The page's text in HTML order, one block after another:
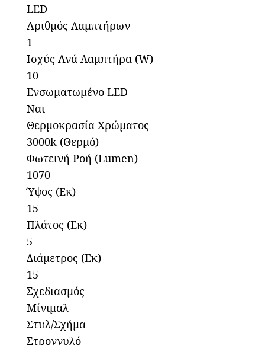
LED
Αριθμός Λαμπτήρων
1
Ισχύς Ανά Λαμπτήρα (W)
10
Ενσωματωμένο LED
Ναι
Θερμοκρασία Χρώματος
3000k (Θερμό)
Φωτεινή Ροή (Lumen)
1070
Ύψος (Εκ)
15
Πλάτος (Εκ)
5
Διάμετρος (Εκ)
15
Σχεδιασμός
Μίνιμαλ
Στυλ/Σχήμα
Στρογγυλό